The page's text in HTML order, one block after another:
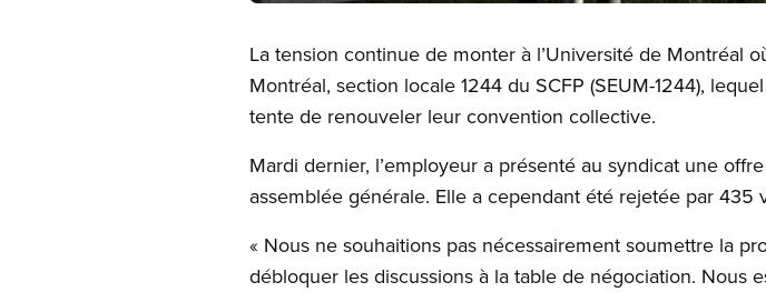
La tension continue de monter à l’Université de Montréal
Montréal, section locale 1244 du SCFP (SEUM-1244),
tente de renouveler leur convention collective.
Mardi dernier, l’employeur a présenté au syndicat une
assemblée générale. Elle a cependant été rejetée par 435
« Nous ne souhaitions pas nécessairement soumettre la
débloquer les discussions à la table de négociation. Nous